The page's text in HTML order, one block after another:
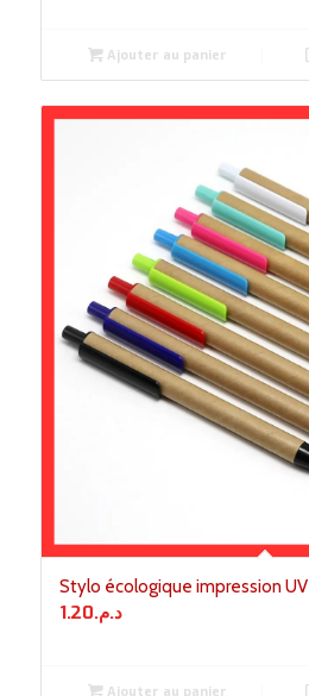
Ajouter au panier
Stylo écologique impression UV
د.م.1.20
Ajouter au panier